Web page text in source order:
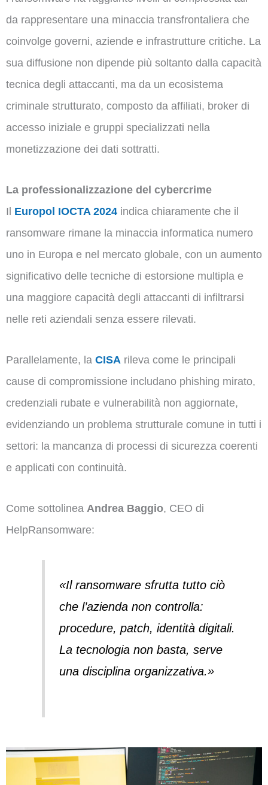
da rappresentare una minaccia transfrontaliera che
coinvolge governi, aziende e infrastrutture critiche. La
sua diffusione non dipende più soltanto dalla capacità
tecnica degli attaccanti, ma da un ecosistema
criminale strutturato, composto da affiliati, broker di
accesso iniziale e gruppi specializzati nella
monetizzazione dei dati sottratti.
La professionalizzazione del cybercrime
Il Europol IOCTA 2024 indica chiaramente che il
ransomware rimane la minaccia informatica numero
uno in Europa e nel mercato globale, con un aumento
significativo delle tecniche di estorsione multipla e
una maggiore capacità degli attaccanti di infiltrarsi
nelle reti aziendali senza essere rilevati.
Parallelamente, la CISA rileva come le principali
cause di compromissione includano phishing mirato,
credenziali rubate e vulnerabilità non aggiornate,
evidenziando un problema strutturale comune in tutti i
settori: la mancanza di processi di sicurezza coerenti
e applicati con continuità.
Come sottolinea Andrea Baggio, CEO di
HelpRansomware:
«Il ransomware sfrutta tutto ciò
che l’azienda non controlla:
procedure, patch, identità digitali.
La tecnologia non basta, serve
una disciplina organizzativa.»